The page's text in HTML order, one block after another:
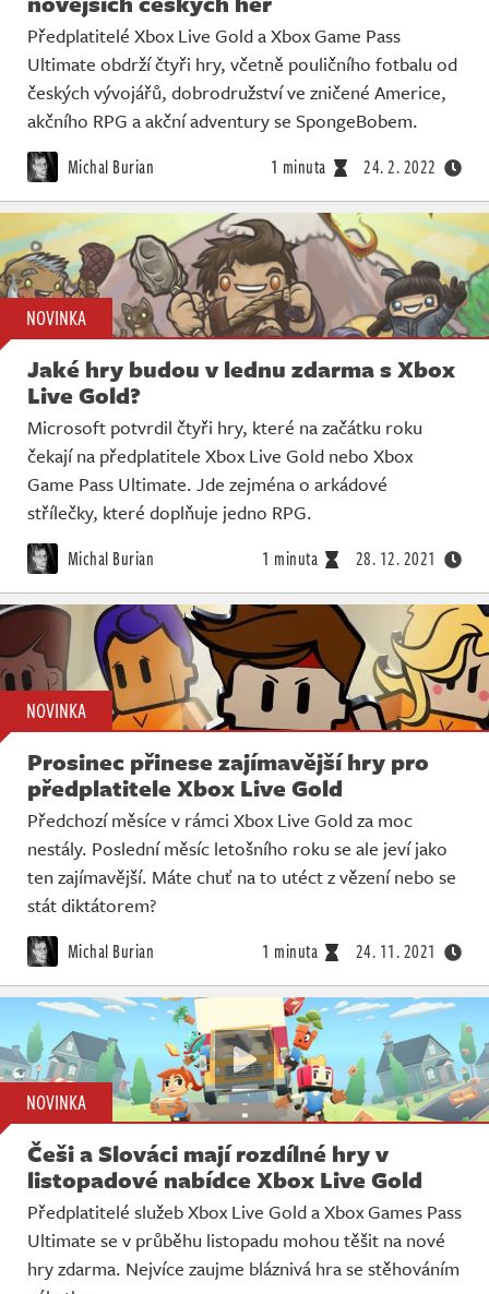
Předplatitelé Xbox Live Gold a Xbox Game Pass
Ultimate obdrží čtyři hry, včetně pouličního fotbalu od
českých vývojářů, dobrodružství ve zničené Americe,
akčního RPG a akční adventury se SpongeBobem.
Michal Burian 1 minuta 24. 2. 2022
NOVINKA
Jaké hry budou v lednu zdarma s Xbox
Live Gold?
Microsoft potvrdil čtyři hry, které na začátku roku
čekají na předplatitele Xbox Live Gold nebo Xbox
Game Pass Ultimate. Jde zejména o arkádové
střílečky, které doplňuje jedno RPG.
Michal Burian 1 minuta 28. 12. 2021
NOVINKA
Prosinec přinese zajímavější hry pro
předplatitele Xbox Live Gold
Předchozí měsíce v rámci Xbox Live Gold za moc
nestály. Poslední měsíc letošního roku se ale jeví jako
ten zajímavější. Máte chuť na to utéct z vězení nebo se
stát diktátorem?
Michal Burian 1 minuta 24. 11. 2021
NOVINKA
Češi a Slováci mají rozdílné hry v
listopadové nabídce Xbox Live Gold
Předplatitelé služeb Xbox Live Gold a Xbox Games Pass
Ultimate se v průběhu listopadu mohou těšit na nové
hry zdarma. Nejvíce zaujme bláznivá hra se stěhováním